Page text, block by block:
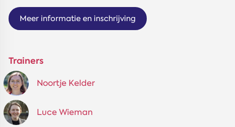
Meer informatie en inschrijving
Trainers
Noortje Kelder
Luce Wieman